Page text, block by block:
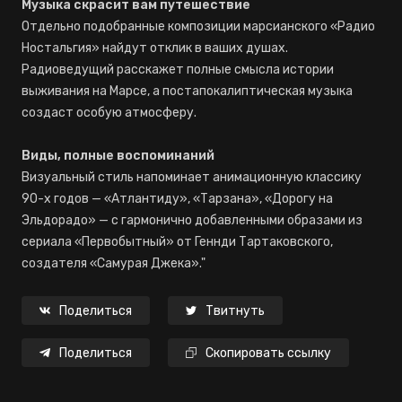
Музыка скрасит вам путешествие
Отдельно подобранные композиции марсианского «Радио
Ностальгия» найдут отклик в ваших душах.
Радиоведущий расскажет полные смысла истории
выживания на Марсе, а постапокалиптическая музыка
создаст особую атмосферу.
Виды, полные воспоминаний
Визуальный стиль напоминает анимационную классику
90-х годов — «Атлантиду», «Тарзана», «Дорогу на
Эльдорадо» — с гармонично добавленными образами из
сериала «Первобытный» от Геннди Тартаковского,
создателя «Самурая Джека»."
Поделиться Твитнуть
Поделиться Скопировать ссылку